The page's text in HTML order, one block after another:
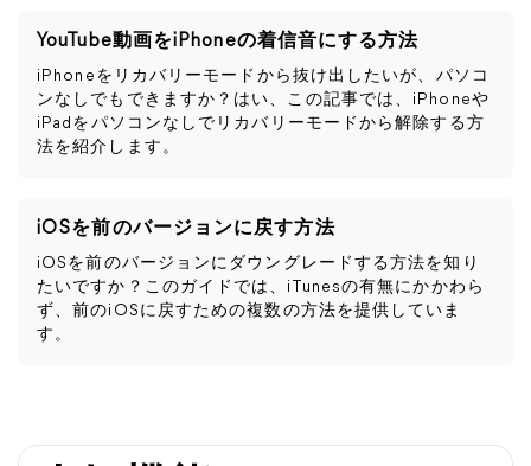
YouTube動画をiPhoneの着信音にする方法
iPhoneをリカバリーモードから抜け出したいが、パソコ
ンなしでもできますか？はい、この記事では、iPhoneや
iPadをパソコンなしでリカバリーモードから解除する方
法を紹介します。
iOSを前のバージョンに戻す方法
iOSを前のバージョンにダウングレードする方法を知り
たいですか？このガイドでは、iTunesの有無にかかわら
ず、前のiOSに戻すための複数の方法を提供していま
す。